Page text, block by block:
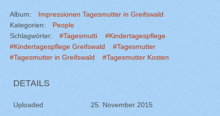
Album:
Impressionen Tagesmutter in Greifswald
Kategorien:
People
Schlagwörter:
#Tagesmutti
#Kindertagespflege
#Kindertagespflege Greifswald
#Tagesmutter
#Tagesmutter in Greifswald
#Tagesmutter Kosten
DETAILS
Uploaded 25. November 2015